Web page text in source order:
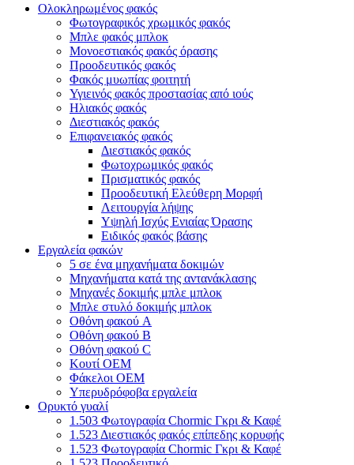
Ολοκληρωμένος φακός
Φωτογραφικός χρωμικός φακός
Μπλε φακός μπλοκ
Μονοεστιακός φακός όρασης
Προοδευτικός φακός
Φακός μυωπίας φοιτητή
Υγιεινός φακός προστασίας από ιούς
Ηλιακός φακός
Διεστιακός φακός
Επιφανειακός φακός
Διεστιακός φακός
Φωτοχρωμικός φακός
Πρισματικός φακός
Προοδευτική Ελεύθερη Μορφή
Λειτουργία λήψης
Υψηλή Ισχύς Ενιαίας Όρασης
Ειδικός φακός βάσης
Εργαλεία φακών
5 σε ένα μηχανήματα δοκιμών
Μηχανήματα κατά της αντανάκλασης
Μηχανές δοκιμής μπλε μπλοκ
Μπλε στυλό δοκιμής μπλοκ
Οθόνη φακού A
Οθόνη φακού Β
Οθόνη φακού C
Κουτί OEM
Φάκελοι OEM
Υπερυδρόφοβα εργαλεία
Ορυκτό γυαλί
1.503 Φωτογραφία Chormic Γκρι & Καφέ
1.523 Διεστιακός φακός επίπεδης κορυφής
1.523 Φωτογραφία Chormic Γκρι & Καφέ